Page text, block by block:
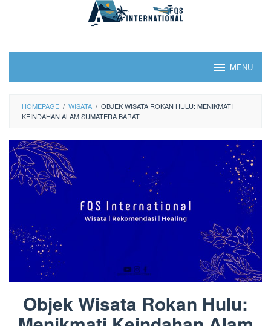
MENU
HOMEPAGE / WISATA / OBJEK WISATA ROKAN HULU: MENIKMATI
KEINDAHAN ALAM SUMATERA BARAT
Objek Wisata Rokan Hulu: